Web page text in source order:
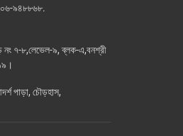
৯৪৮৮৬৮.
নং ৭-৮,লেভেল-৯, ব্লক-এ,বনশ্রী
পাড়া, চৌড়হাস,